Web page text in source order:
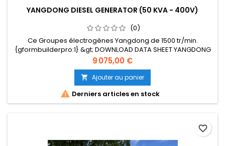
YANGDONG DIESEL GENERATOR (50 KVA - 400V)
(0)
Ce Groupes électrogènes Yangdong de 1500 tr/min.
{gformbuilderpro:1} &gt; DOWNLOAD DATA SHEET YANGDONG
50 kVA
Prix
9 075,00 €
 Ajouter au panier
 Derniers articles en stock
favorite_border